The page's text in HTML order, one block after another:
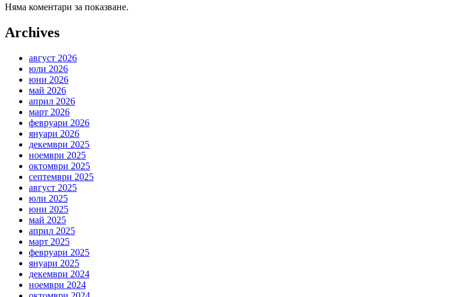
Няма коментари за показване.
Archives
август 2026
юли 2026
юни 2026
май 2026
април 2026
март 2026
февруари 2026
януари 2026
декември 2025
ноември 2025
октомври 2025
септември 2025
август 2025
юли 2025
юни 2025
май 2025
април 2025
март 2025
февруари 2025
януари 2025
декември 2024
ноември 2024